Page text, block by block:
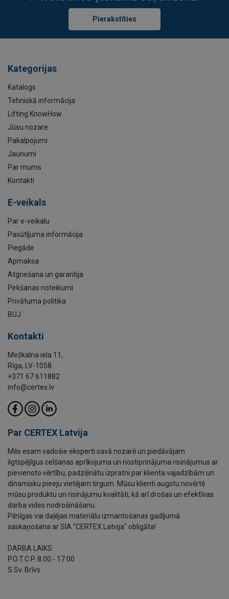
Pierakstīties
Kategorijas
Katalogs
Tehniskā informācija
Lifting KnowHow
Jūsu nozare
Pakalpojumi
Jaunumi
Par mums
Kontakti
E-veikals
Par e-veikalu
Pasūtījuma informācija
Piegāde
Apmaksa
Atgriešana un garantija
Pirkšanas noteikumi
Privātuma politika
BUJ
Kontakti
Mežkalna iela 11,
Rīga, LV-1058
+371 67 611882
info@certex.lv
Par CERTEX Latvija
Mēs esam vadošie eksperti savā nozarē un piedāvājam
ilgtspējīgus celšanas aprīkojuma un nostiprinājuma risinājumus ar
pievienoto vērtību, padziļinātu izpratni par klienta vajadzībām un
dinamisku pieeju vietējam tirgum. Mūsu klienti augstu novērtē
mūsu produktu un risinājumu kvalitāti, kā arī drošas un efektīvas
darba vides nodrošināšanu.
Pilnīgas vai daļējas materiālu izmantošanas gadījumā
saskaņošana ar SIA "CERTEX Latvija" obligāta!
DARBA LAIKS
P.O.T.C.P. 8.00 - 17.00
S.Sv. Brīvs